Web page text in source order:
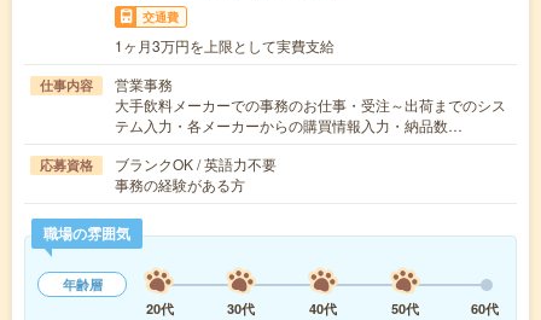
交通費
1ヶ月3万円を上限として実費支給
仕事内容
営業事務
大手飲料メーカーでの事務のお仕事・受注～出荷までのシス
テム入力・各メーカーからの購買情報入力・納品数…
応募資格
ブランクOK / 英語力不要
事務の経験がある方
職場の雰囲気
年齢層
20代
30代 40代 50代
60代